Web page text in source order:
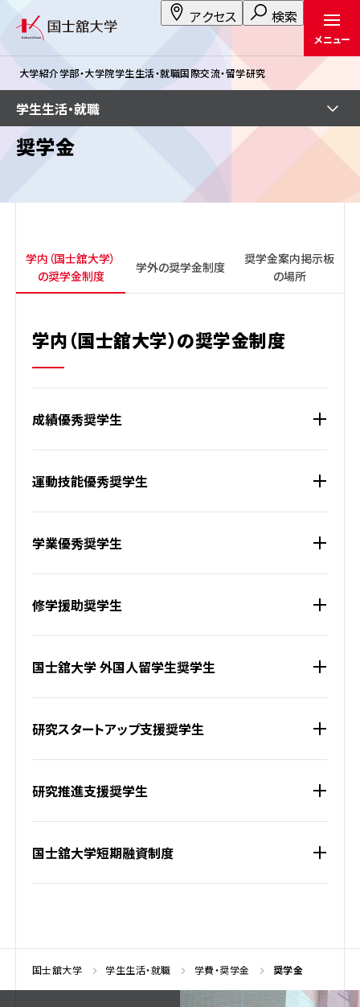
アクセス 検索
メニュー
大学紹介学部・大学院学生生活・就職国際交流・留学研究
奨学金
学内（国士舘大学）
の奨学金制度
学外の奨学金制度
奨学金案内掲示板
の場所
学内（国士舘大学）の奨学金制度
成績優秀奨学生
運動技能優秀奨学生
学業優秀奨学生
修学援助奨学生
国士舘大学 外国人留学生奨学生
研究スタートアップ支援奨学生
研究推進支援奨学生
国士舘大学短期融資制度
学生生活・就職
国士舘大学 学生生活・就職 学費・奨学金 奨学金